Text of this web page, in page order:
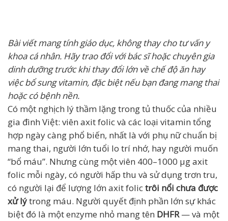
Bài viết mang tính giáo dục, không thay cho tư vấn y
khoa cá nhân. Hãy trao đổi với bác sĩ hoặc chuyên gia
dinh dưỡng trước khi thay đổi lớn về chế độ ăn hay
việc bổ sung vitamin, đặc biệt nếu bạn đang mang thai
hoặc có bệnh nền.
Có một nghịch lý thầm lặng trong tủ thuốc của nhiều
gia đình Việt: viên axit folic và các loại vitamin tổng
hợp ngày càng phổ biến, nhất là với phụ nữ chuẩn bị
mang thai, người lớn tuổi lo trí nhớ, hay người muốn
“bổ máu”. Nhưng cùng một viên 400–1000 µg axit
folic mỗi ngày, có người hấp thu và sử dụng trơn tru,
có người lại để lượng lớn axit folictrôi nổi chưa được
xử lýtrong máu. Người quyết định phần lớn sự khác
biệt đó là một enzyme nhỏ mang tên DHFR— và một